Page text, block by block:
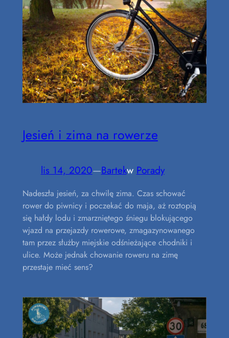
Jesień i zima na rowerze
lis 14, 2020—Bartekw Porady
Nadeszła jesień, za chwilę zima. Czas schować
rower do piwnicy i poczekać do maja, aż roztopią
się hałdy lodu i zmarzniętego śniegu blokującego
wjazd na przejazdy rowerowe, zmagazynowanego
tam przez służby miejskie odśnieżające chodniki i
ulice. Może jednak chowanie roweru na zimę
przestaje mieć sens?